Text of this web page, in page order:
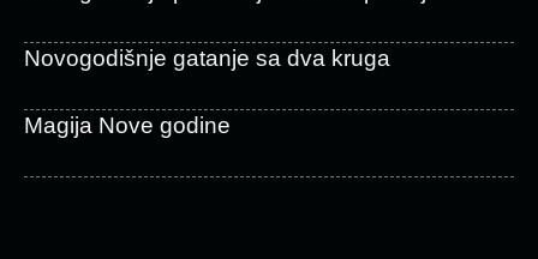
Novogodišnje gatanje sa dva kruga
Magija Nove godine